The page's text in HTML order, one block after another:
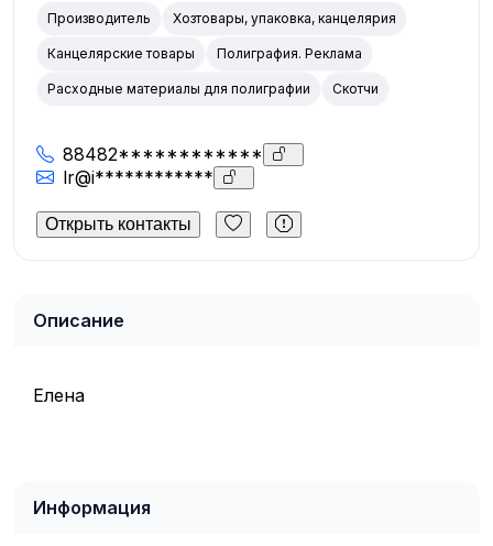
Производитель Хозтовары, упаковка, канцелярия
Канцелярские товары Полиграфия. Реклама
Расходные материалы для полиграфии Скотчи
88482************
lr@i************
Открыть контакты
Описание
Елена
Информация